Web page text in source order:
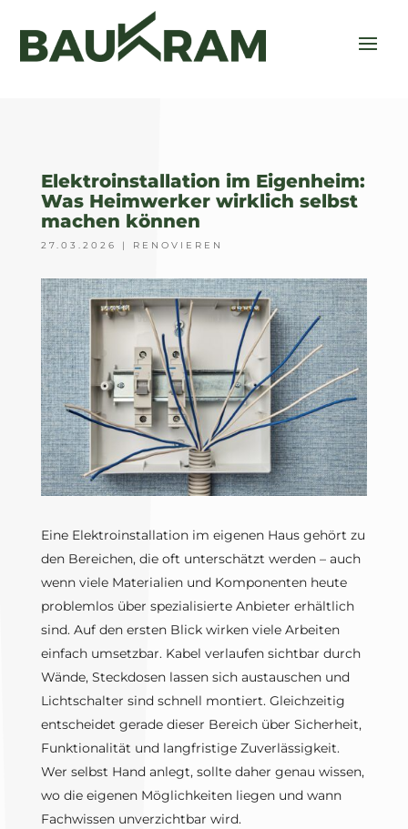
Elektroinstallation im Eigenheim:
Was Heimwerker wirklich selbst
machen können
27.03.2026 | RENOVIEREN
Eine Elektroinstallation im eigenen Haus gehört zu
den Bereichen, die oft unterschätzt werden – auch
wenn viele Materialien und Komponenten heute
problemlos über spezialisierte Anbieter erhältlich
sind. Auf den ersten Blick wirken viele Arbeiten
einfach umsetzbar. Kabel verlaufen sichtbar durch
Wände, Steckdosen lassen sich austauschen und
Lichtschalter sind schnell montiert. Gleichzeitig
entscheidet gerade dieser Bereich über Sicherheit,
Funktionalität und langfristige Zuverlässigkeit.
Wer selbst Hand anlegt, sollte daher genau wissen,
wo die eigenen Möglichkeiten liegen und wann
Fachwissen unverzichtbar wird.